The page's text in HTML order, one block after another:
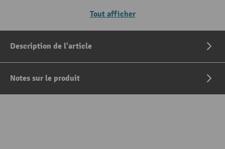
Tout afficher
Description de l'article
Notes sur le produit